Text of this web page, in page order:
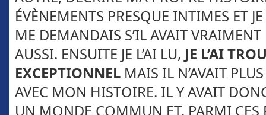
ÉVÈNEMENTS PRESQUE INTIMES ET
ME DEMANDAIS S’IL AVAIT VRAIMENT
AUSSI. ENSUITE JE L’AI LU, JE L’AI
EXCEPTIONNEL MAIS IL N’AVAIT
AVEC MON HISTOIRE. IL Y AVAIT
UN MONDE COMMUN ET, PARMI CES